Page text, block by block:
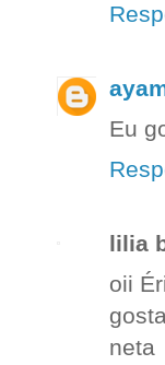
Eu
lilia
oii